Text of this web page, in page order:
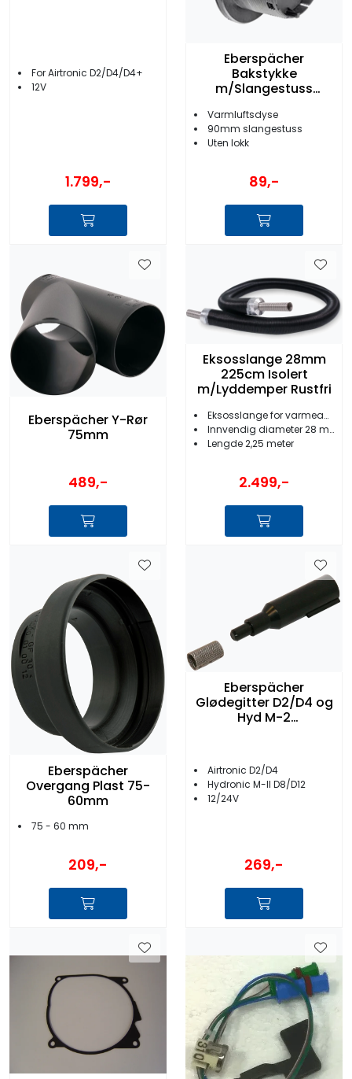
For Airtronic D2/D4/D4+
12V
1.799,-
Eberspächer
Bakstykke
m/Slangestuss
Varmluftsdyse
90mm slangestuss
Uten lokk
89,-
Eberspächer Y-Rør
75mm
489,-
Eksosslange 28mm
225cm Isolert
m/Lyddemper Rustfri
Eksosslange for varmeapparat
Innvendig diameter 28 mm
Lengde 2,25 meter
2.499,-
Eberspächer
Overgang Plast 75-
60mm
75 - 60 mm
209,-
Eberspächer
Glødegitter D2/D4 og
Hyd M-2
Airtronic D2/D4
Hydronic M-II D8/D12
12/24V
269,-